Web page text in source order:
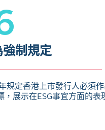
強制規定
規定香港上市發行人必須
展示在ESG事宜方面的表